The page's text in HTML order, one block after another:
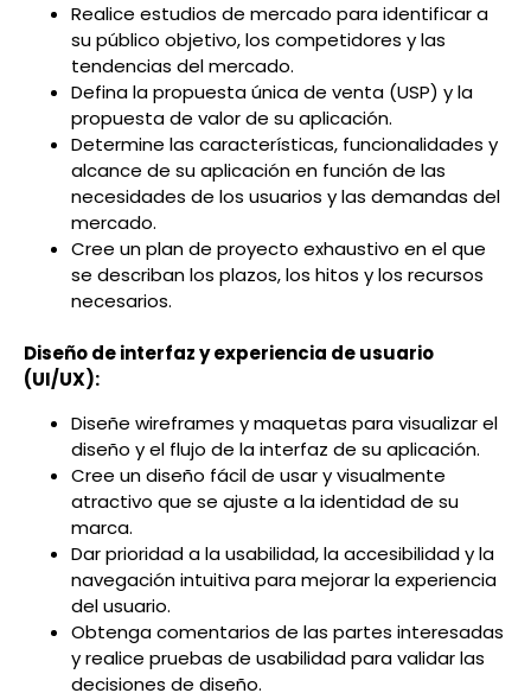
Realice estudios de mercado para identificar a
su público objetivo, los competidores y las
tendencias del mercado.
Defina la propuesta única de venta (USP) y la
propuesta de valor de su aplicación.
Determine las características, funcionalidades y
alcance de su aplicación en función de las
necesidades de los usuarios y las demandas del
mercado.
Cree un plan de proyecto exhaustivo en el que
se describan los plazos, los hitos y los recursos
necesarios.
Diseño de interfaz y experiencia de usuario
(UI/UX):
Diseñe wireframes y maquetas para visualizar el
diseño y el flujo de la interfaz de su aplicación.
Cree un diseño fácil de usar y visualmente
atractivo que se ajuste a la identidad de su
marca.
Dar prioridad a la usabilidad, la accesibilidad y la
navegación intuitiva para mejorar la experiencia
del usuario.
Obtenga comentarios de las partes interesadas
y realice pruebas de usabilidad para validar las
decisiones de diseño.